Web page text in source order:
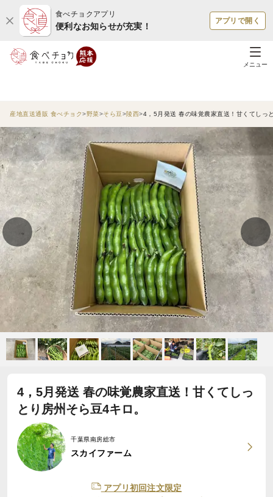
食べチョクアプリ
便利なお知らせが充実！
アプリで開く
メニュー
産地直送通販 食べチョク 野菜 そら豆 陵西 4，5月発送 春の味覚農家直送！甘くてしっ
4，5月発送 春の味覚農家直送！甘くてしっ
とり房州そら豆4キロ。
千葉県南房総市
スカイファーム
アプリ初回注文限定